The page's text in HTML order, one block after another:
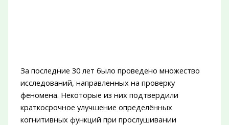
За последние 30 лет было проведено множество
исследований, направленных на проверку
феномена. Некоторые из них подтвердили
краткосрочное улучшение определённых
когнитивных функций при прослушивании